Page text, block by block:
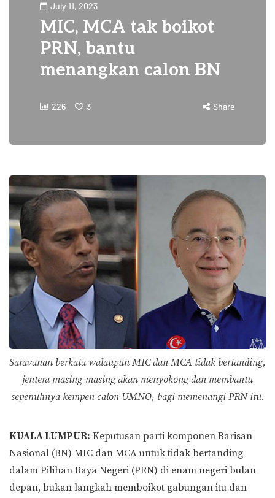
July 11, 2023
MIC, MCA tak boikot
PRN, bantu
menangkan calon BN
226 3 Share
Saravanan berkata walaupun MIC dan MCA tidak bertanding,
jentera masing-masing akan menyokong dan membantu
sepenuhnya kempen calon UMNO, bagi memenangi PRN itu.
KUALA LUMPUR: Keputusan parti komponen Barisan
Nasional (BN) MIC dan MCA untuk tidak bertanding
dalam Pilihan Raya Negeri (PRN) di enam negeri bulan
depan, bukan langkah memboikot gabungan itu dan